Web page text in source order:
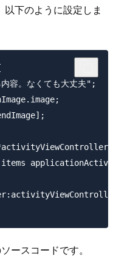
下のように設定しま
。なくても大丈夫";
ースコードです。